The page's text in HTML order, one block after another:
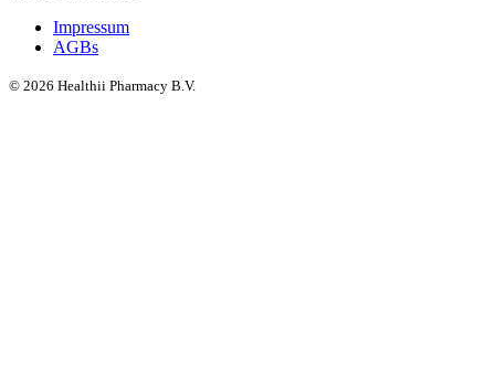
Impressum
AGBs
© 2026 Healthii Pharmacy B.V.